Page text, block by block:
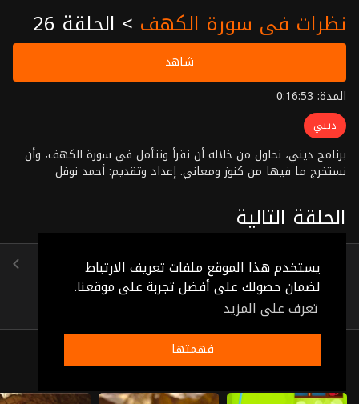
يستخدم هذا الموقع ملفات تعريف الارتباط
لضمان حصولك على أفضل تجربة على موقعنا.
تعرف على المزيد
فهمتها
نظرات في سورة الكهف > الحلقة 26
شاهد
المدة: 0:16:53
ديني
برنامج ديني، نحاول من خلاله أن نقرأ ونتأمل في سورة الكهف، وأن
نستخرج ما فيها من كنوز ومعاني. إعداد وتقديم: أحمد نوفل
الحلقة التالية
الحلقة 27
(0:15:26)
ذات صلة